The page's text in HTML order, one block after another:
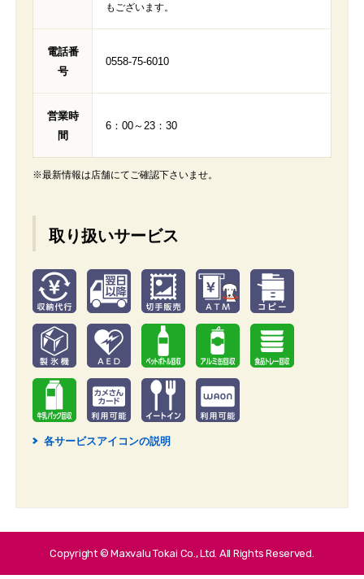
もございます。
電話番
号
0558-75-6010
営業時
間
6：00～23：30
※最新情報は店舗にてご確認下さいませ。
取り扱いサービス
2 各サービスアイコンの説明
Copyright © Maxvalu Tokai Co., Ltd. All Rights Reserved.